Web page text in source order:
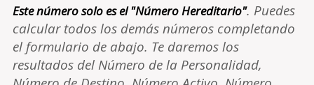
Este número solo es el "Número Hereditario". Puedes
calcular todos los demás números completando
el formulario de abajo. Te daremos los
resultados del Número de la Personalidad,